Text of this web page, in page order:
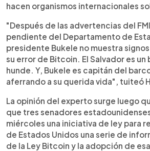
hacen organismos internacionales
"Después de las advertencias del
pendiente del Departamento de
presidente Bukele no muestra
su error de Bitcoin. El Salvador es un
hunde. Y, Bukele es capitán del
aferrando a su querida vida", tuiteó
La opinión del experto surge luego
que tres senadores
miércoles una iniciativa de ley para
de Estados Unidos una serie de
de la Ley Bitcoin y la adopción de